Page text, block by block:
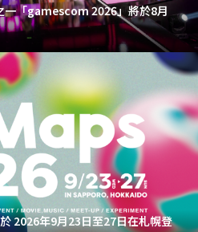
一「gamescom 2026」將於8月
2026年9月23日至27日在札幌登